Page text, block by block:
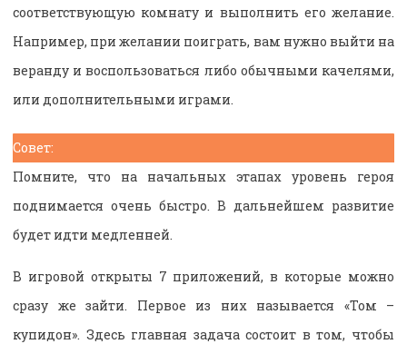
соответствующую комнату и выполнить его желание.
Например, при желании поиграть, вам нужно выйти на
веранду и воспользоваться либо обычными качелями,
или дополнительными играми.
Совет:
Помните, что на начальных этапах уровень героя
поднимается очень быстро. В дальнейшем развитие
будет идти медленней.
В игровой открыты 7 приложений, в которые можно
сразу же зайти. Первое из них называется «Том –
купидон». Здесь главная задача состоит в том, чтобы